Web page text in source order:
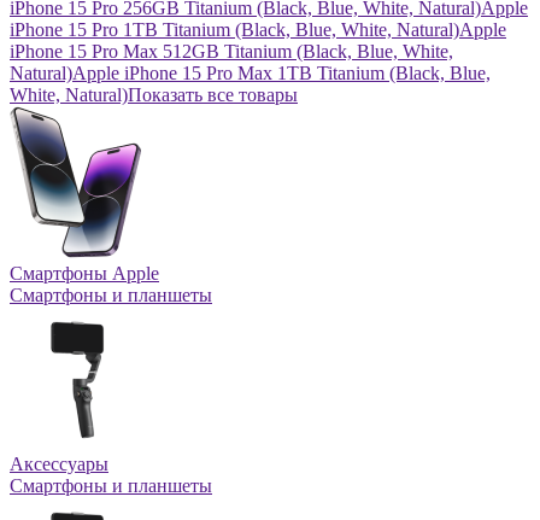
iPhone 15 Pro 256GB Titanium (Black, Blue, White, Natural)Apple
iPhone 15 Pro 1TB Titanium (Black, Blue, White, Natural)Apple
iPhone 15 Pro Max 512GB Titanium (Black, Blue, White,
Natural)Apple iPhone 15 Pro Max 1TB Titanium (Black, Blue,
White, Natural)Показать все товары
Смартфоны Apple
Смартфоны и планшеты
Аксессуары
Смартфоны и планшеты